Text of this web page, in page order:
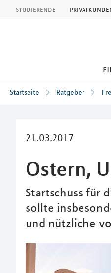
studierende
Startseite Ratgeber
21.03.2017
Ostern,
Startschuss für
sollte
und nützliche